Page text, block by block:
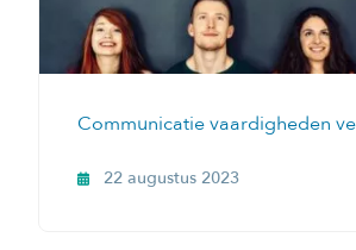
Communicatie vaardigheden
22 augustus 2023